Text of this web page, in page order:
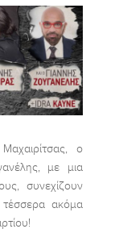
ο
με μια
συνεχίζουν
ακόμα